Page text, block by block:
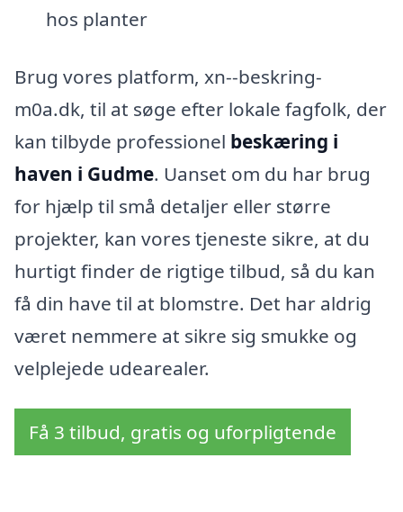
hos planter
Brug vores platform, xn--beskring-
m0a.dk, til at søge efter lokale fagfolk, der
kan tilbyde professionel beskæring i
haven i Gudme. Uanset om du har brug
for hjælp til små detaljer eller større
projekter, kan vores tjeneste sikre, at du
hurtigt finder de rigtige tilbud, så du kan
få din have til at blomstre. Det har aldrig
været nemmere at sikre sig smukke og
velplejede udearealer.
Få 3 tilbud, gratis og uforpligtende